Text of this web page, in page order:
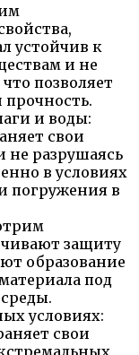
устойчив к
и не
позволяет
прочность.
и воды:
свои
не разрушаясь
в условиях
погружения в
защиту
образование
под
условиях:
свои